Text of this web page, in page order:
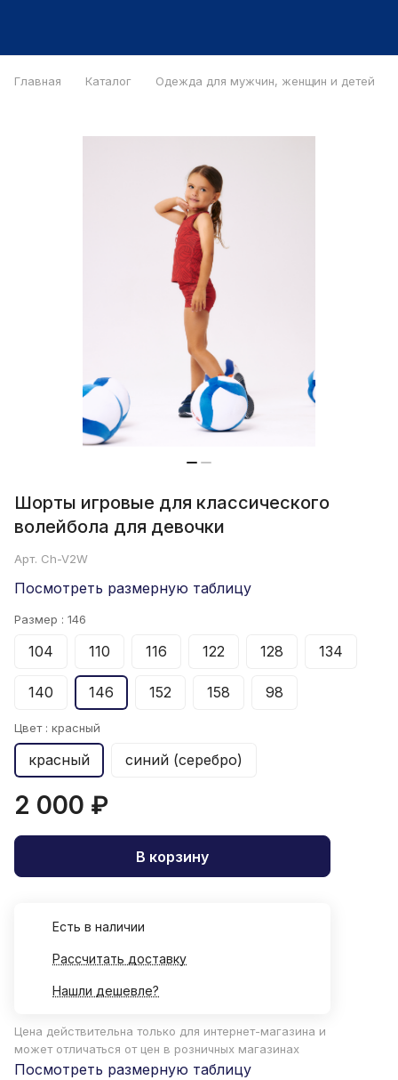
Главная Каталог Одежда для мужчин, женщин и детей
Шорты игровые для классического
волейбола для девочки
Арт. Ch-V2W
Посмотреть размерную таблицу
Размер : 146
104 110 116 122 128 134
140 146 152 158 98
Цвет : красный
красный синий (серебро)
2 000 ₽
В корзину
Есть в наличии
Рассчитать доставку
Нашли дешевле?
Цена действительна только для интернет-магазина и
может отличаться от цен в розничных магазинах
Посмотреть размерную таблицу